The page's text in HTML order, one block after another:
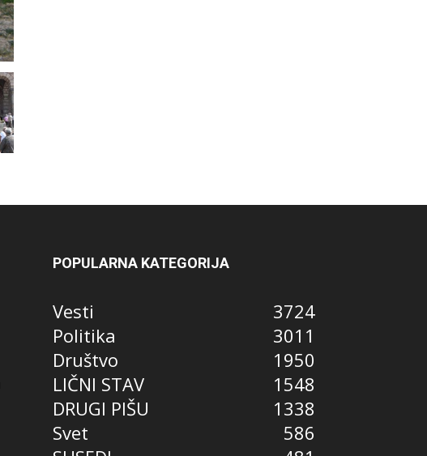
POPULARNA KATEGORIJA
Vesti
3724
Politika
3011
Društvo
1950
LIČNI STAV
1548
DRUGI PIŠU
1338
Svet
586